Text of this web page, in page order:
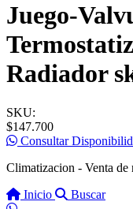
Juego-
Radiador
SKU:
$147.700
Consultar
Climatizacion - Venta de
Inicio
Buscar